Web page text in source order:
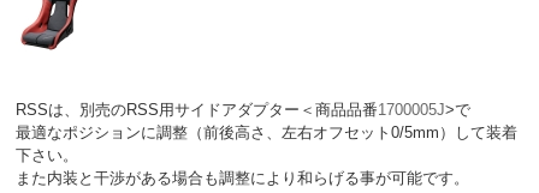
RSSは、別売のRSS用サイドアダプター＜商品品番1700005J>で
最適なポジションに調整（前後高さ、左右オフセット0/5mm）して装着
下さい。
また内装と干渉がある場合も調整により和らげる事が可能です。